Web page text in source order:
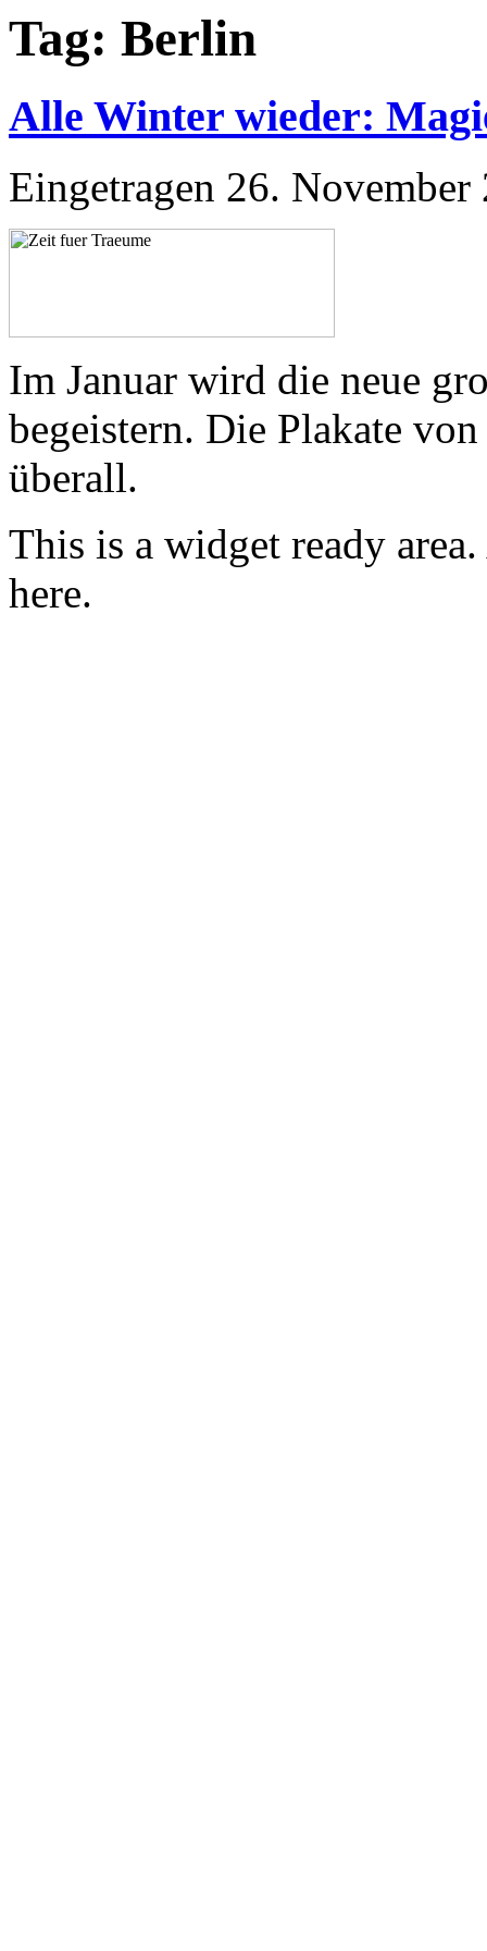
Tag: Berlin
Alle Winter wieder:
Eingetragen 26. November
Im Januar wird die neue
begeistern. Die Plakate
überall.
This is a widget ready
here.